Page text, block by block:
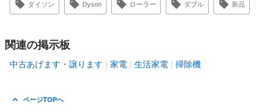
ダイソン Dyson ローラー ダブル 新品
関連の掲示板
中古あげます・譲ります 家電 生活家電 掃除機
ページTOPへ